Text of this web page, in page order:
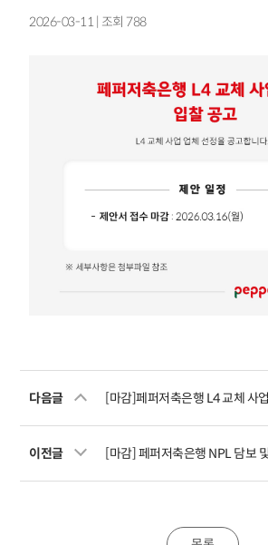
2026-03-11 | 조회 788
다음글
이전글